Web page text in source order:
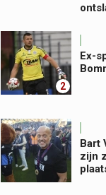
2
Ex-
Bart
zijn